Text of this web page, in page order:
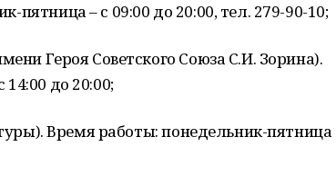
– с 09:00 до 20:00, тел. 279-90-10;
Героя Советского Союза С.И. Зорина).
до 20:00;
Время работы: понедельник-пятница